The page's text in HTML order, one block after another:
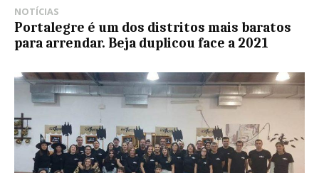
NOTÍCIAS
Portalegre é um dos distritos mais baratos
para arrendar. Beja duplicou face a 2021